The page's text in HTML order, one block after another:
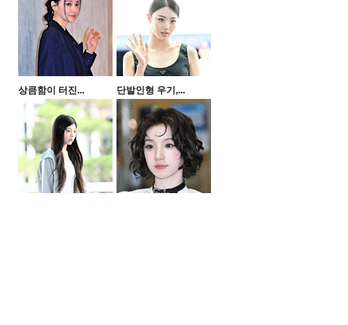
상큼함이 터진... 단발인형 우기,...